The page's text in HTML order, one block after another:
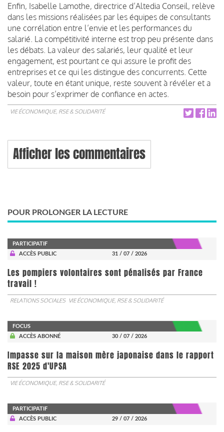
Enfin, Isabelle Lamothe, directrice d’Altedia Conseil, relève
dans les missions réalisées par les équipes de consultants
une corrélation entre l’envie et les performances du
salarié. La compétitivité interne est trop peu présente dans
les débats. La valeur des salariés, leur qualité et leur
engagement, est pourtant ce qui assure le profit des
entreprises et ce qui les distingue des concurrents. Cette
valeur, toute en étant unique, reste souvent à révéler et a
besoin pour s’exprimer de confiance en actes.
VIE ÉCONOMIQUE, RSE & SOLIDARITÉ
Afficher les commentaires
POUR PROLONGER LA LECTURE
PARTICIPATIF
ACCÈS PUBLIC
31 / 07 / 2026
Les pompiers volontaires sont pénalisés par France
travail !
RELATIONS SOCIALES VIE ÉCONOMIQUE, RSE & SOLIDARITÉ
FOCUS
ACCÈS ABONNÉ
30 / 07 / 2026
Impasse sur la maison mère japonaise dans le rapport
RSE 2025 d'UPSA
VIE ÉCONOMIQUE, RSE & SOLIDARITÉ
PARTICIPATIF
ACCÈS PUBLIC
29 / 07 / 2026